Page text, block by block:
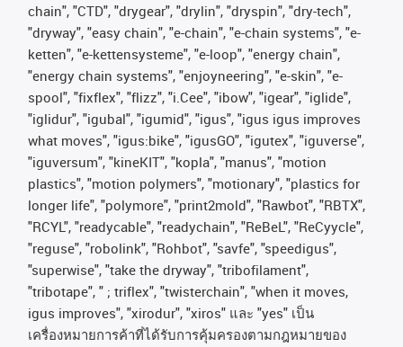
chain", "CTD", "drygear", "drylin", "dryspin", "dry-tech",
"dryway", "easy chain", "e-chain", "e-chain systems", "e-
ketten", "e-kettensysteme", "e-loop", "energy chain",
"energy chain systems", "enjoyneering", "e-skin", "e-
spool", "fixflex", "flizz", "i.Cee", "ibow", "igear", "iglide",
"iglidur", "igubal", "igumid", "igus", "igus igus improves
what moves", "igus:bike", "igusGO", "igutex", "iguverse",
"iguversum", "kineKIT", "kopla", "manus", "motion
plastics", "motion polymers", "motionary", "plastics for
longer life", "polymore", "print2mold", "Rawbot", "RBTX",
"RCYL", "readycable", "readychain", "ReBeL", "ReCyycle",
"reguse", "robolink", "Rohbot", "savfe", "speedigus",
"superwise", "take the dryway", "tribofilament",
"tribotape", " ; triflex", "twisterchain", "when it moves,
igus improves", "xirodur", "xiros" และ "yes" เป็น
เครื่องหมายการค้าที่ได้รับการคุ้มครองตามกฎหมายของ